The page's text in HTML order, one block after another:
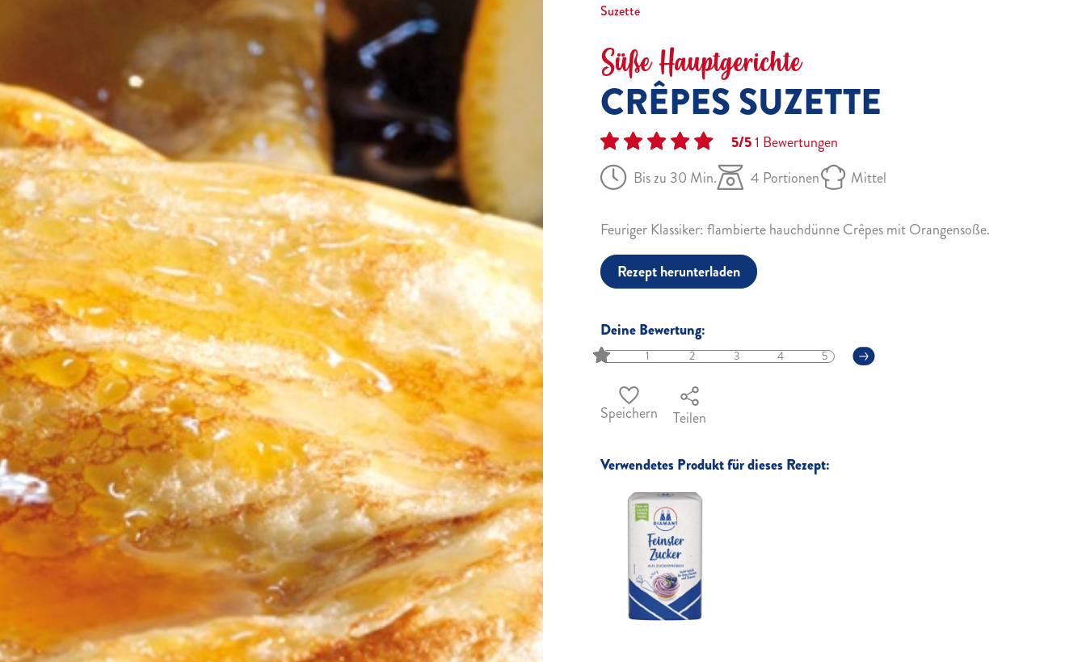
Suzette
Süße Hauptgerichte
CRÊPES SUZETTE
5/51 Bewertungen
Bis zu 30 Min.
4 Portionen Mittel
Feuriger Klassiker: flambierte hauchdünne Crêpes mit Orangensoße.
Rezept herunterladen
Deine Bewertung:
1 2 3 4 5
Speichern Teilen
Verwendetes Produkt für dieses Rezept: